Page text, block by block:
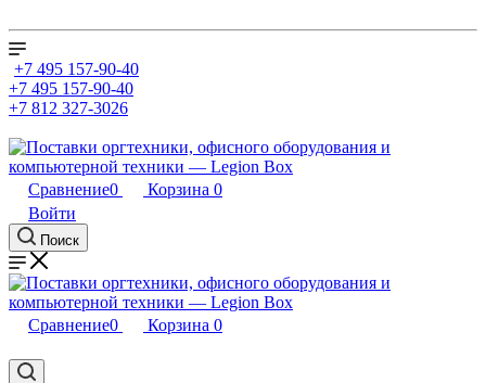
+7 495 157-90-40
+7 495 157-90-40
+7 812 327-3026
Сравнение0 Корзина 0
Войти
Поиск
Сравнение0 Корзина 0